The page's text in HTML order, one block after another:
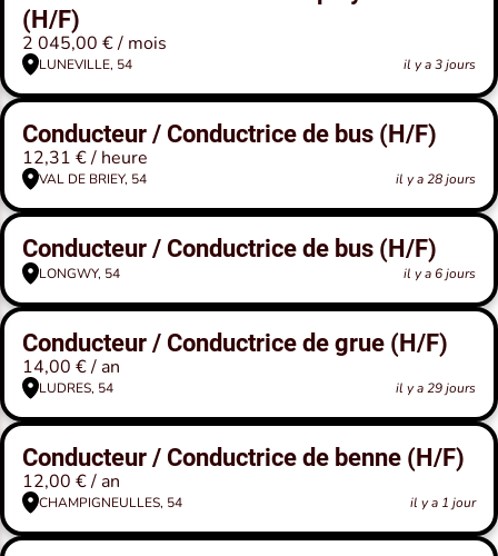
(H/F)
2 045,00 € / mois
LUNEVILLE, 54 il y a 3 jours
Conducteur / Conductrice de bus (H/F)
12,31 € / heure
VAL DE BRIEY, 54 il y a 28 jours
Conducteur / Conductrice de bus (H/F)
LONGWY, 54 il y a 6 jours
Conducteur / Conductrice de grue (H/F)
14,00 € / an
LUDRES, 54 il y a 29 jours
Conducteur / Conductrice de benne (H/F)
12,00 € / an
CHAMPIGNEULLES, 54 il y a 1 jour